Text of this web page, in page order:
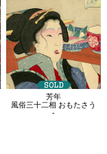
芳年
風俗三十二相 おもたさう
-